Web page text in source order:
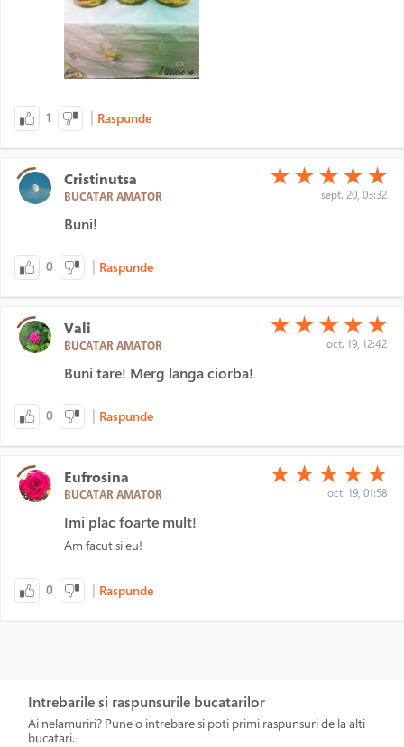
1 | Raspunde
Cristinutsa
BUCATAR AMATOR
(*)
★ (*)
★ (*)
★ (*)
★ (*)
★
sept. 20, 03:32
Buni!
0 | Raspunde
Vali
BUCATAR AMATOR
(*)
★ (*)
★ (*)
★ (*)
★ (*)
★
oct. 19, 12:42
Buni tare! Merg langa ciorba!
0 | Raspunde
Eufrosina
BUCATAR AMATOR
(*)
★ (*)
★ (*)
★ (*)
★ (*)
★
oct. 19, 01:58
Imi plac foarte mult!
Am facut si eu!
0 | Raspunde
Intrebarile si raspunsurile bucatarilor
Ai nelamuriri? Pune o intrebare si poti primi raspunsuri de la alti
bucatari.